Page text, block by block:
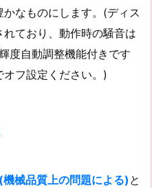
なものにします。(ディス
ており、動作時の騒音は
度自動調整機能付きです
フ設定ください。)
械品質上の問題による) と